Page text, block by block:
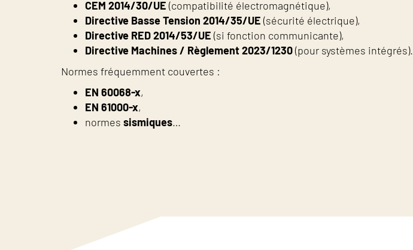
CEM 2014/30/UE (compatibilité électromagnétique),
Directive Basse Tension 2014/35/UE (sécurité électrique),
Directive RED 2014/53/UE (si fonction communicante),
Directive Machines / Règlement 2023/1230(pour systèmes intégrés).
Normes fréquemment couvertes :
EN 60068-x,
EN 61000-x,
normes sismiques…